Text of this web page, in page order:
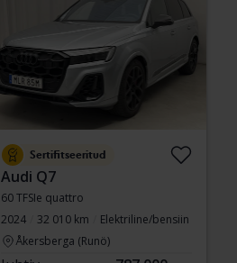
Sertifitseeritud
Audi Q7
60 TFSIe quattro
2024
32 010 km
Elektriline/bensiin
Åkersberga (Runö)